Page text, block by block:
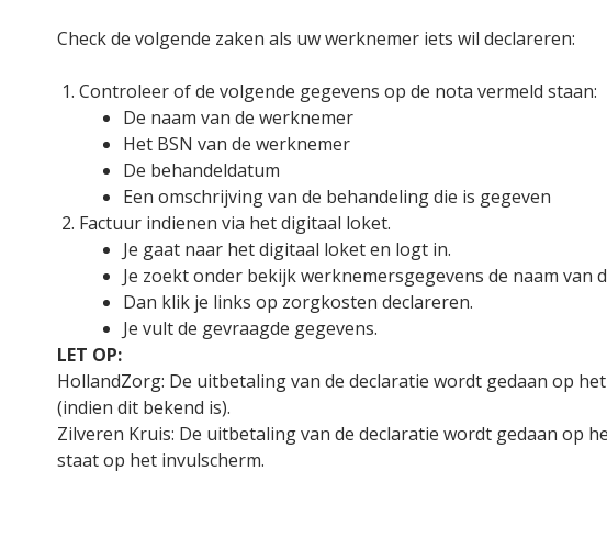
Check de volgende zaken als uw werknemer iets wil declareren:
Controleer of de volgende gegevens op de nota vermeld staan:
De naam van de werknemer
Het BSN van de werknemer
De behandeldatum
Een omschrijving van de behandeling die is gegeven
Factuur indienen via het digitaal loket.
Je gaat naar het digitaal loket en logt in.
Je zoekt onder bekijk werknemersgegevens de naam van
Dan klik je links op zorgkosten declareren.
Je vult de gevraagde gegevens.
LET OP:
HollandZorg: De uitbetaling van de declaratie wordt gedaan op
(indien dit bekend is).
Zilveren Kruis: De uitbetaling van de declaratie wordt gedaan op
staat op het invulscherm.